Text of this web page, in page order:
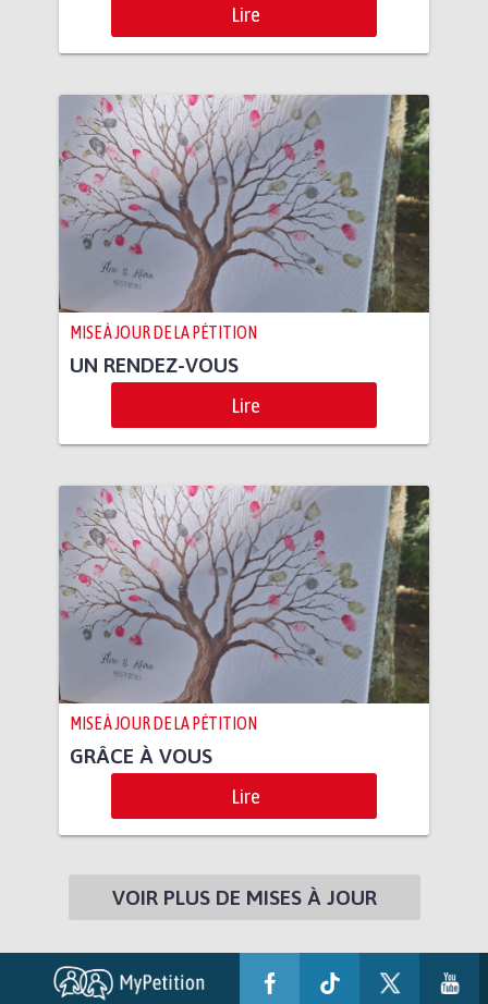
Lire
MISE À JOUR DE LA PÉTITION
UN RENDEZ-VOUS
Lire
MISE À JOUR DE LA PÉTITION
GRÂCE À VOUS
Lire
VOIR PLUS DE MISES À JOUR